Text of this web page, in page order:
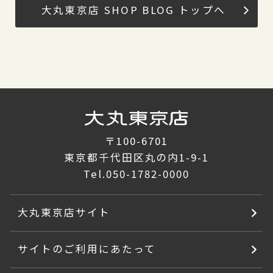
大丸東京店 SHOP BLOG トップへ
〒100-6701
東京都千代田区丸の内1-9-1
Tel.050-1782-0000
大丸東京店サイト
サイトのご利用にあたって